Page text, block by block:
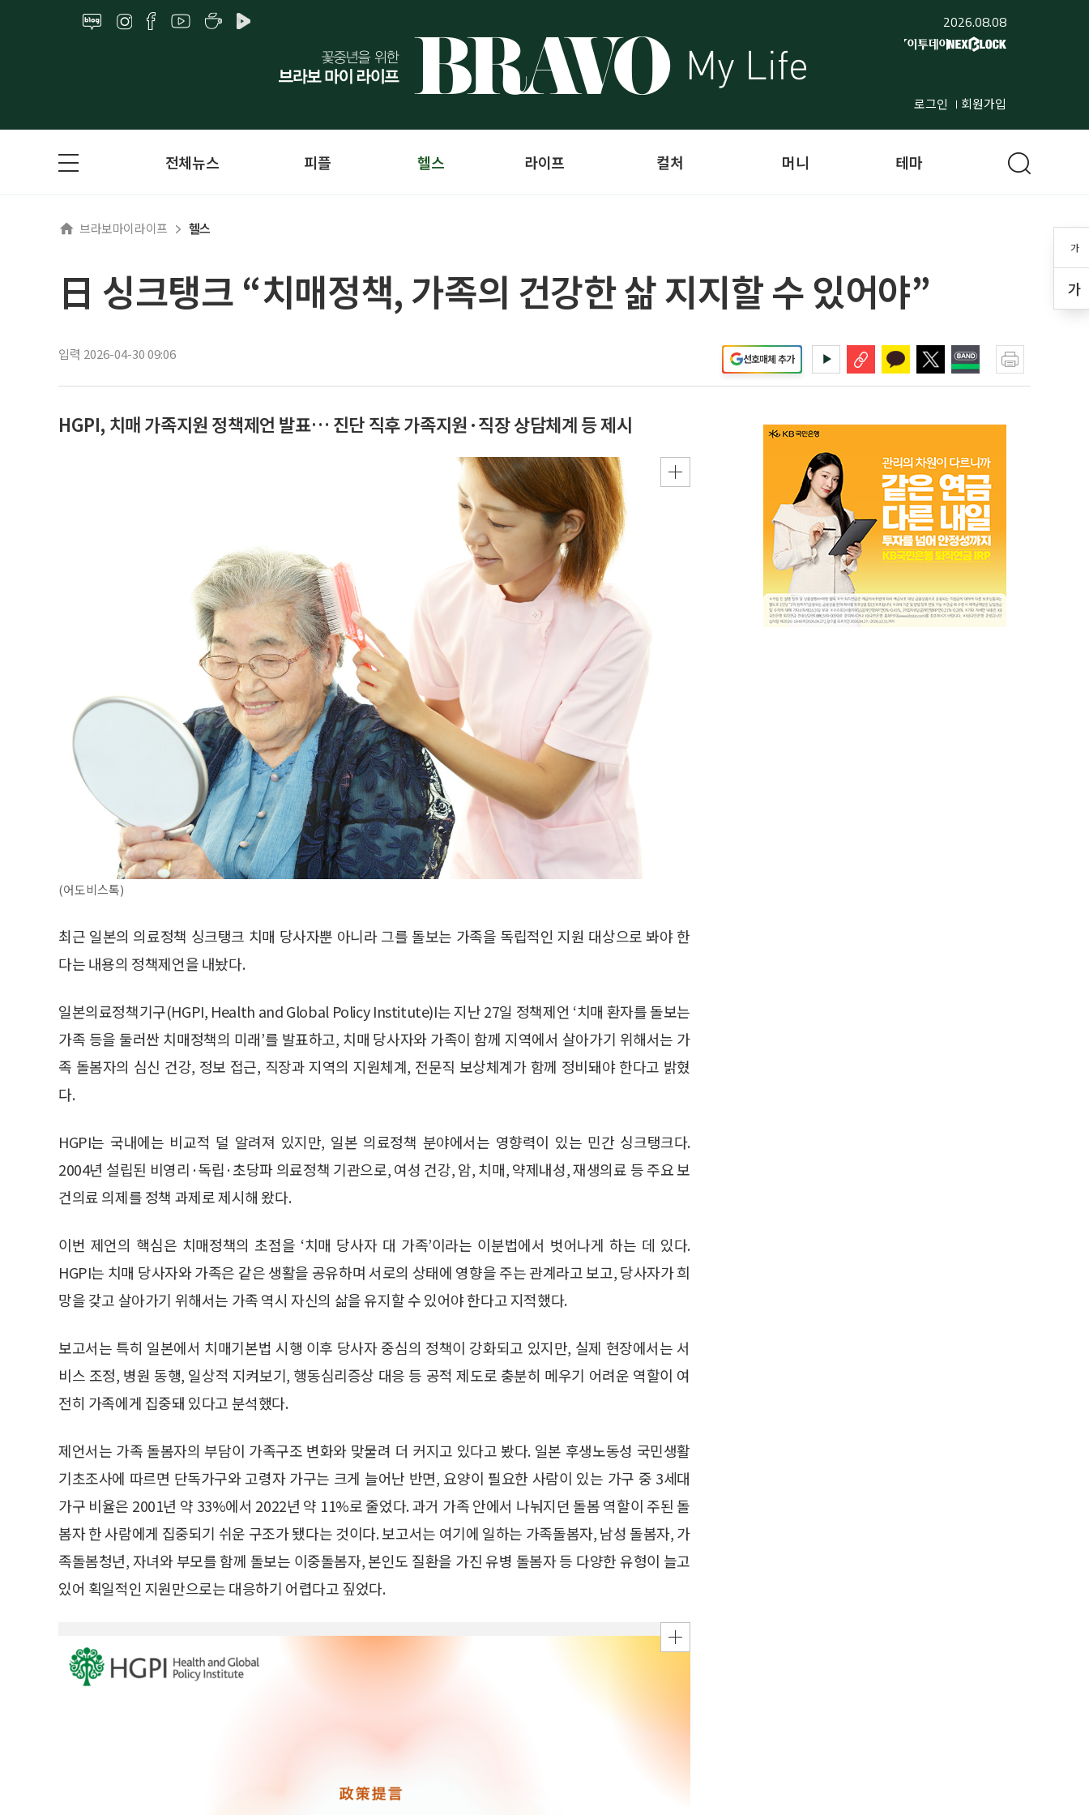
2026.08.08
로그인 회원가입
가
가
전체뉴스 피플 헬스 라이프 컬처 머니 테마
브라보마이라이프 헬스
日 싱크탱크 “치매정책, 가족의 건강한 삶 지지할 수 있어야”
입력 2026-04-30 09:06 선호매체 추가
HGPI, 치매 가족지원 정책제언 발표… 진단 직후 가족지원·직장 상담체계 등 제시
(어도비스톡)
최근 일본의 의료정책 싱크탱크 치매 당사자뿐 아니라 그를 돌보는 가족을 독립적인 지원 대상으로 봐야 한
다는 내용의 정책제언을 내놨다.
일본의료정책기구(HGPI, Health and Global Policy Institute)I는 지난 27일 정책제언 ‘치매 환자를 돌보는
가족 등을 둘러싼 치매정책의 미래’를 발표하고, 치매 당사자와 가족이 함께 지역에서 살아가기 위해서는 가
족 돌봄자의 심신 건강, 정보 접근, 직장과 지역의 지원체계, 전문직 보상체계가 함께 정비돼야 한다고 밝혔
다.
HGPI는 국내에는 비교적 덜 알려져 있지만, 일본 의료정책 분야에서는 영향력이 있는 민간 싱크탱크다.
2004년 설립된 비영리·독립·초당파 의료정책 기관으로, 여성 건강, 암, 치매, 약제내성, 재생의료 등 주요 보
건의료 의제를 정책 과제로 제시해 왔다.
이번 제언의 핵심은 치매정책의 초점을 ‘치매 당사자 대 가족’이라는 이분법에서 벗어나게 하는 데 있다.
HGPI는 치매 당사자와 가족은 같은 생활을 공유하며 서로의 상태에 영향을 주는 관계라고 보고, 당사자가 희
망을 갖고 살아가기 위해서는 가족 역시 자신의 삶을 유지할 수 있어야 한다고 지적했다.
보고서는 특히 일본에서 치매기본법 시행 이후 당사자 중심의 정책이 강화되고 있지만, 실제 현장에서는 서
비스 조정, 병원 동행, 일상적 지켜보기, 행동심리증상 대응 등 공적 제도로 충분히 메우기 어려운 역할이 여
전히 가족에게 집중돼 있다고 분석했다.
제언서는 가족 돌봄자의 부담이 가족구조 변화와 맞물려 더 커지고 있다고 봤다. 일본 후생노동성 국민생활
기초조사에 따르면 단독가구와 고령자 가구는 크게 늘어난 반면, 요양이 필요한 사람이 있는 가구 중 3세대
가구 비율은 2001년 약 33%에서 2022년 약 11%로 줄었다. 과거 가족 안에서 나눠지던 돌봄 역할이 주된 돌
봄자 한 사람에게 집중되기 쉬운 구조가 됐다는 것이다. 보고서는 여기에 일하는 가족돌봄자, 남성 돌봄자, 가
족돌봄청년, 자녀와 부모를 함께 돌보는 이중돌봄자, 본인도 질환을 가진 유병 돌봄자 등 다양한 유형이 늘고
있어 획일적인 지원만으로는 대응하기 어렵다고 짚었다.